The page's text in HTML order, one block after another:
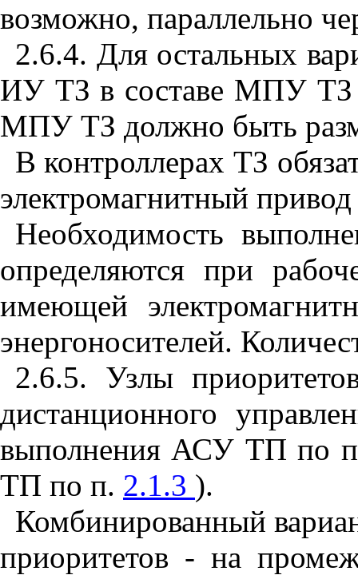
возможно, параллельно
2.6.4. Для остальных
ИУ ТЗ в составе МПУ ТЗ
МПУ ТЗ должно быть
В контроллерах ТЗ
электромагнитный
Необходимость
определяются при
имеющей
энергоносителей.
2.6.5. Узлы
дистанционного
выполнения АСУ ТП по
ТП по п. 2.1.3 ).
Комбинированный
приоритетов - на